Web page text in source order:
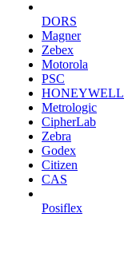
DORS
Magner
Zebex
Motorola
PSC
HONEYWELL
Metrologic
CipherLab
Zebra
Godex
Citizen
CAS
Posiflex